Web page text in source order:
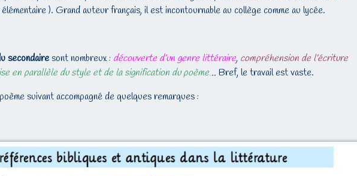
). Grand auteur français, il est incontournable au collège comme au lycée.
secondairesont nombreux : découverte d’un genre littéraire, compréhension de l’écriture
en parallèle du style et de la signification du poème... Bref, le travail est vaste.
suivant accompagné de quelques remarques :